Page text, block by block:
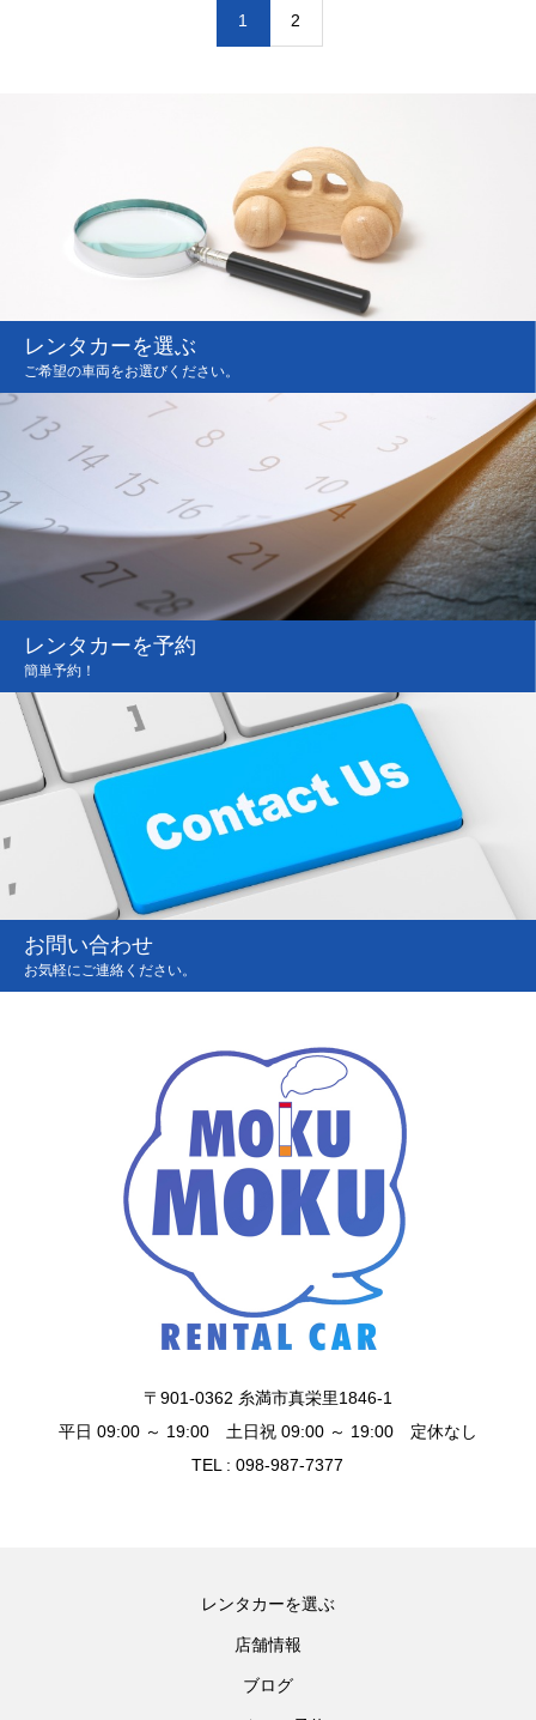
1 2
レンタカーを選ぶ
ご希望の車両をお選びください。
レンタカーを予約
簡単予約！
お問い合わせ
お気軽にご連絡ください。
〒901-0362 糸満市真栄里1846-1
平日 09:00 ～ 19:00 土日祝 09:00 ～ 19:00 定休なし
TEL : 098-987-7377
レンタカーを選ぶ
店舗情報
ブログ